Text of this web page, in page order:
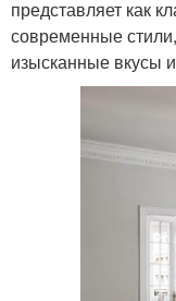
представляет как
современные
изысканные вкусы